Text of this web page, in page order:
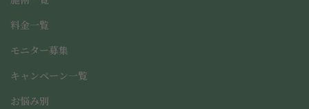
リ
ン
ク
料金一覧
モニター募集
キャンペーン一覧
お悩み別